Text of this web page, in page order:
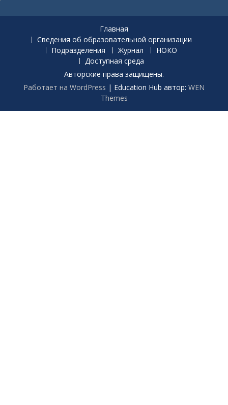
Главная
Сведения об образовательной организации
Подразделения
Журнал
НОКО
Доступная среда
Авторские права защищены.
Работает на WordPress | Education Hub автор: WEN
Themes